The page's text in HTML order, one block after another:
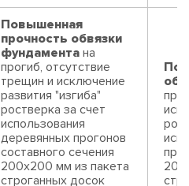
Повышенная
прочность обвязки
фундамента на
прогиб, отсутствие
трещин и исключение
развития "изгиба"
ростверка за счет
использования
деревянных прогонов
составного сечения
200х200 мм из пакета
строганных досок